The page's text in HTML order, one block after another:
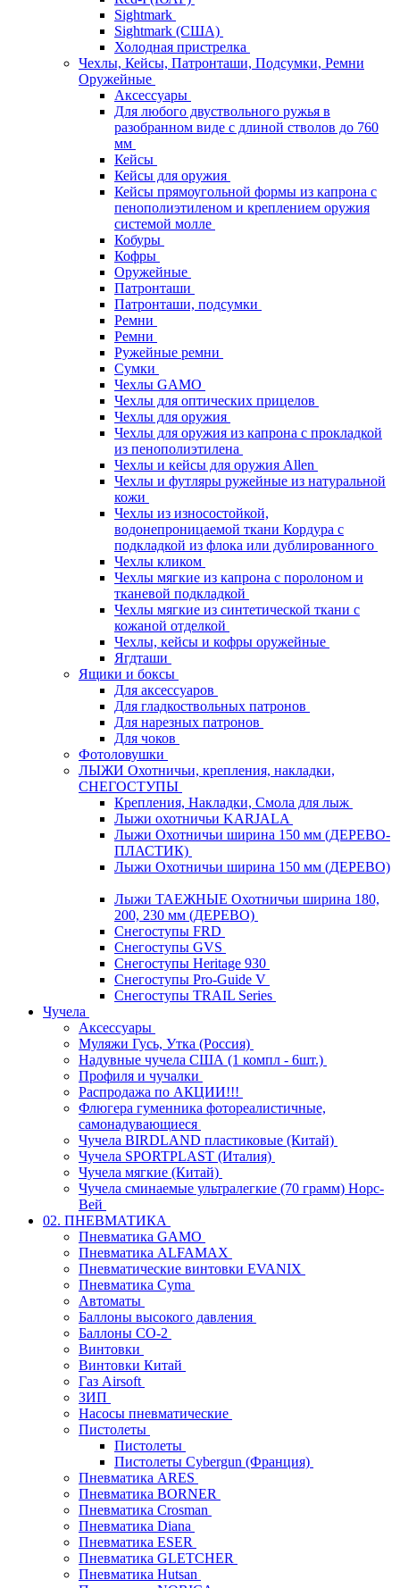
Sightmark
Sightmark (США)
Холодная пристрелка
Чехлы, Кейсы, Патронташи, Подсумки, Ремни
Оружейные
Аксессуары
Для любого двуствольного ружья в
разобранном виде с длиной стволов до 760
мм
Кейсы
Кейсы для оружия
Кейсы прямоугольной формы из капрона с
пенополиэтиленом и креплением оружия
системой молле
Кобуры
Кофры
Оружейные
Патронташи
Патронташи, подсумки
Ремни
Ремни
Ружейные ремни
Сумки
Чехлы GAMO
Чехлы для оптических прицелов
Чехлы для оружия
Чехлы для оружия из капрона с прокладкой
из пенополиэтилена
Чехлы и кейсы для оружия Allen
Чехлы и футляры ружейные из натуральной
кожи
Чехлы из износостойкой,
водонепроницаемой ткани Кордура с
подкладкой из флока или дублированного
Чехлы кликом
Чехлы мягкие из капрона с поролоном и
тканевой подкладкой
Чехлы мягкие из синтетической ткани с
кожаной отделкой
Чехлы, кейсы и кофры оружейные
Ягдташи
Ящики и боксы
Для аксессуаров
Для гладкоствольных патронов
Для нарезных патронов
Для чоков
Фотоловушки
ЛЫЖИ Охотничьи, крепления, накладки,
СНЕГОСТУПЫ
Крепления, Накладки, Смола для лыж
Лыжи охотничьи KARJALA
Лыжи Охотничьи ширина 150 мм (ДЕРЕВО-
ПЛАСТИК)
Лыжи Охотничьи ширина 150 мм (ДЕРЕВО)
Лыжи ТАЕЖНЫЕ Охотничьи ширина 180,
200, 230 мм (ДЕРЕВО)
Снегоступы FRD
Снегоступы GVS
Снегоступы Heritage 930
Снегоступы Pro-Guide V
Снегоступы TRAIL Series
Чучела
Аксессуары
Муляжи Гусь, Утка (Россия)
Надувные чучела США (1 компл - 6шт.)
Профиля и чучалки
Распродажа по АКЦИИ!!!
Флюгера гуменника фотореалистичные,
самонадувающиеся
Чучела BIRDLAND пластиковые (Китай)
Чучела SPORTPLAST (Италия)
Чучела мягкие (Китай)
Чучела сминаемые ультралегкие (70 грамм) Норс-
Вей
02. ПНЕВМАТИКА
Пневматика GAMO
Пневматика ALFAMAX
Пневматические винтовки EVANIX
Пневматика Cyma
Автоматы
Баллоны высокого давления
Баллоны СО-2
Винтовки
Винтовки Китай
Газ Airsoft
ЗИП
Насосы пневматические
Пистолеты
Пистолеты
Пистолеты Cybergun (Франция)
Пневматика ARES
Пневматика BORNER
Пневматика Crosman
Пневматика Diana
Пневматика ESER
Пневматика GLETCHER
Пневматика Hutsan